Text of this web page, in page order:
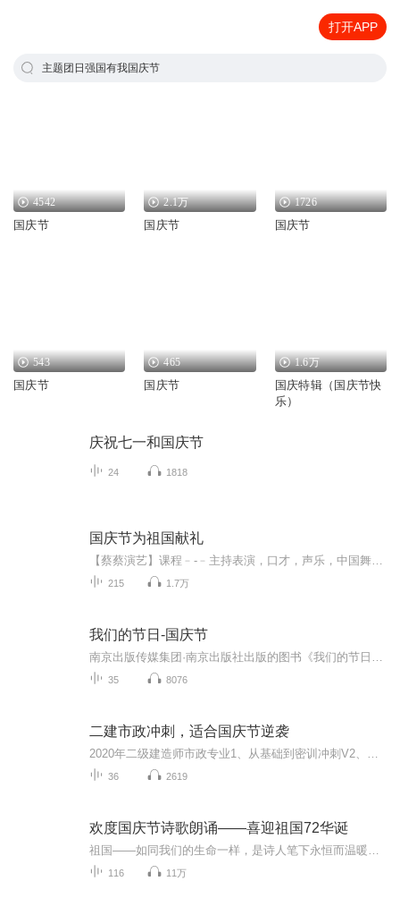
打开APP
主题团日强国有我国庆节
4542
国庆节
2.1万
国庆节
1726
国庆节
543
国庆节
465
国庆节
1.6万
国庆特辑（国庆节快
乐）
庆祝七一和国庆节
24 1818
国庆节为祖国献礼
215 1.7万
我们的节日-国庆节
35 8076
二建市政冲刺，适合国庆节逆袭
36 2619
欢度国庆节诗歌朗诵——喜迎祖国72华诞
116 11万